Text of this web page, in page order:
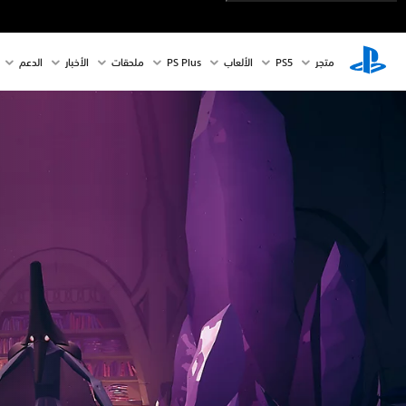
متجر PS5‏ الألعاب PS Plus ملحقات الأخبار الدعم